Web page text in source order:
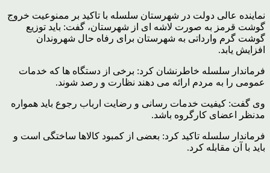
نماینده عالی دولت در شهرستان سلسله با تاکید بر ممنوعیت خروج
گوشت قرمز به صورت لاشه ای از شهرستان، گفت: باید توزیع
گوشت گرم وارداتی به شهرستان برای رفاه حال شهروندان
افزایش یابد.
فرماندار سلسله خاطرنشان کرد: برخی از دستگاه ها که خدمات
عمومی را به مردم ارائه می دهند نظارت و رصد شوند.
وی گفت: کیفیت خدمات رسانی و رضایت ارباب رجوع باید همواره
مدنظر اعضای کارگروه باشد.
فرماندار سلسله تاکید کرد: بعضی از کمبود کالاها ساختگی است و
باید با آن مقابله کرد.